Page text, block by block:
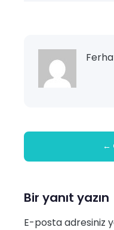
←
Bir yanıt yazın
E-posta adresiniz